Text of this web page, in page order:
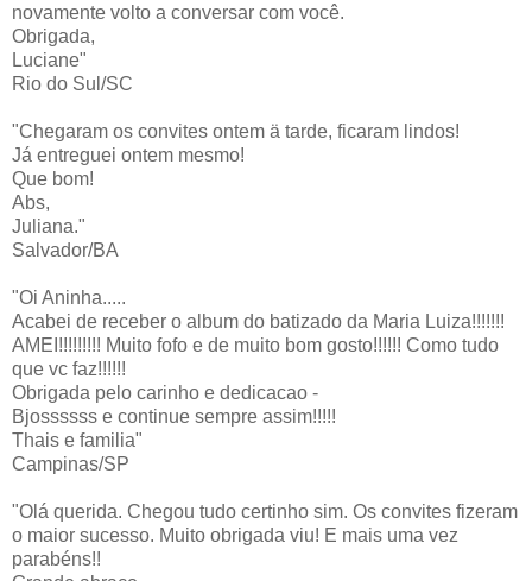
novamente volto a conversar com você.
Obrigada,
Luciane"
Rio do Sul/SC
"Chegaram os convites ontem ä tarde, ficaram lindos!
Já entreguei ontem mesmo!
Que bom!
Abs,
Juliana."
Salvador/BA
"Oi Aninha.....
Acabei de receber o album do batizado da Maria Luiza!!!!!!!
AMEI!!!!!!!!! Muito fofo e de muito bom gosto!!!!!! Como tudo
que vc faz!!!!!!
Obrigada pelo carinho e dedicacao -
Bjossssss e continue sempre assim!!!!!
Thais e familia"
Campinas/SP
"Olá querida. Chegou tudo certinho sim. Os convites fizeram
o maior sucesso. Muito obrigada viu! E mais uma vez
parabéns!!